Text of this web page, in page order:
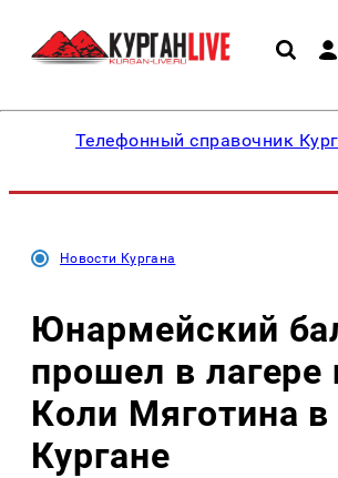
Телефонный справочник
Новости Кургана
Юнармейский
прошел в лагере
Коли Мяготина в
Кургане